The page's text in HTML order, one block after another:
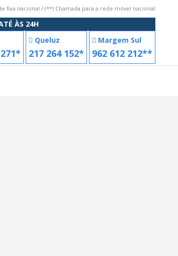
fixa nacional / (**) Chamada para a rede móvel nacional
ÀS 24H
Queluz
217 264 152*
Margem Sul
962 612 212**